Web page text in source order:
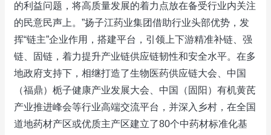
的利益问题，将高质量发展的着力点放在备受行业内关注
的民意民声上。”扬子江药业集团借助行业头部优势，发
挥“链主”企业作用，搭建平台，引领上下游精准补链、强
链、固链，着力提升产业链供应链韧性和安全水平。在多
地政府支持下，相继打造了生物医药供应链大会、中国
（福鼎）栀子健康产业发展大会、中国（固阳）有机黄芪
产业推进峰会等行业高端交流平台，并深入乡村，在全国
道地药材产区或优质主产区建立了80个中药材标准化基